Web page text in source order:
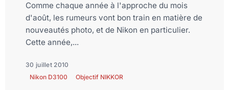
Comme chaque année à l'approche du mois
d'août, les rumeurs vont bon train en matière de
nouveautés photo, et de Nikon en particulier.
Cette année,...
30 juillet 2010
Nikon D3100
Objectif NIKKOR